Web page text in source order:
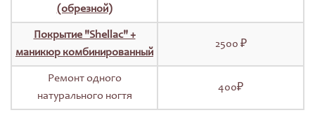
(обрезной)
Покрытие "Shellac" +
маникюр комбинированный
2500 ₽
Ремонт одного
натурального ногтя
400₽